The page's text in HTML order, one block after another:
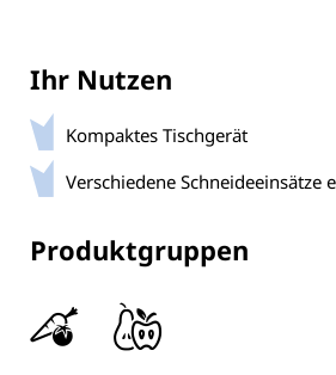
Ihr Nutzen
Kompaktes Tischgerät
Verschiedene Schneideeinsätze
Produktgruppen